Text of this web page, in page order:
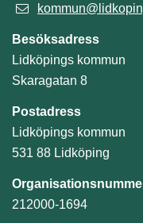
Besöksadress
Lidköpings kommun
Skaragatan 8
Postadress
Lidköpings kommun
531 88 Lidköping
212000-1694